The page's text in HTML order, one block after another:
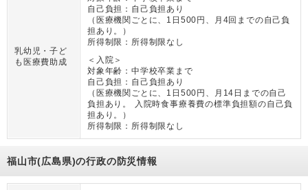
乳幼児・子ど
も医療費助成
自己負担： 自己負担あり
（ 医療機関ごとに、1日500円、月4回までの自己負
担あり。
）
所得制限： 所得制限なし
＜入院＞
対象年齢： 中学校卒業まで
自己負担： 自己負担あり
（ 医療機関ごとに、1日500円、月14日までの自己
負担あり。 入院時食事療養費の標準負担額の自己負
担あり。
）
所得制限： 所得制限なし
福山市(広島県)の行政の防災情報